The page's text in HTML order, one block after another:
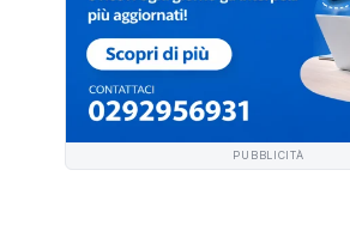
PUBBLICITÀ